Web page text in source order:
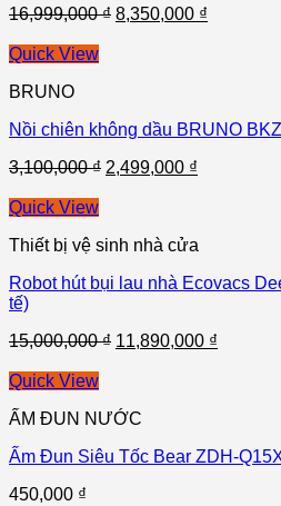
16,999,000₫ 8,350,000 ₫
Quick View
BRUNO
Nồi chiên không dầu BRUNO
3,100,000₫ 2,499,000 ₫
Quick View
Thiết bị vệ sinh nhà cửa
Robot hút bụi lau nhà Ecovacs
tế)
15,000,000₫ 11,890,000 ₫
Quick View
ẤM ĐUN NƯỚC
Ấm Đun Siêu Tốc Bear ZDH-
450,000 ₫